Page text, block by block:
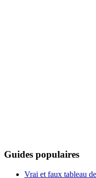
Guides populaires
Vrai et faux tableau